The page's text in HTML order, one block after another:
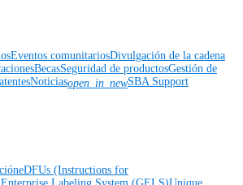
Eventos comunitariosDivulgación de la cadena
BecasSeguridad de productosGestión de
Noticiasopen_in_newSBA Support
eDFUs (Instructions for